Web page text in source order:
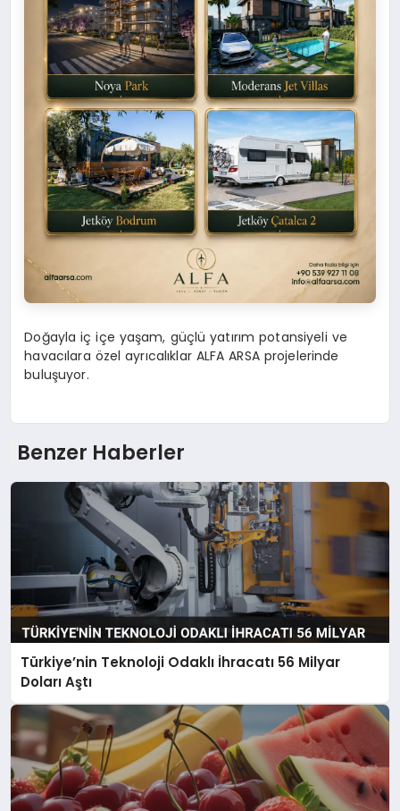
Doğayla iç içe yaşam, güçlü yatırım potansiyeli ve
havacılara özel ayrıcalıklar ALFA ARSA projelerinde
buluşuyor.
Benzer Haberler
Türkiye’nin Teknoloji Odaklı İhracatı 56 Milyar
Doları Aştı